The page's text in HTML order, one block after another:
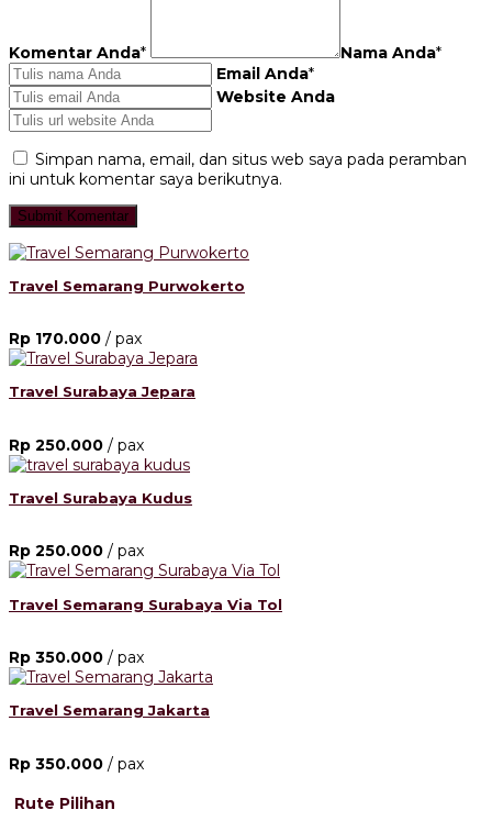
Komentar Anda* Nama Anda*
Email Anda*
Website Anda
Simpan nama, email, dan situs web saya pada peramban
ini untuk komentar saya berikutnya.
Travel Semarang Purwokerto
Rp 170.000 / pax
Travel Surabaya Jepara
Rp 250.000 / pax
Travel Surabaya Kudus
Rp 250.000 / pax
Travel Semarang Surabaya Via Tol
Rp 350.000 / pax
Travel Semarang Jakarta
Rp 350.000 / pax
Rute Pilihan